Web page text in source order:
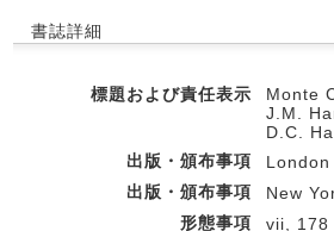
書誌詳細
標題および責任表示
Monte
J.M.
D.C.
出版・頒布事項
出版・頒布事項
New
形態事項
vii, 178